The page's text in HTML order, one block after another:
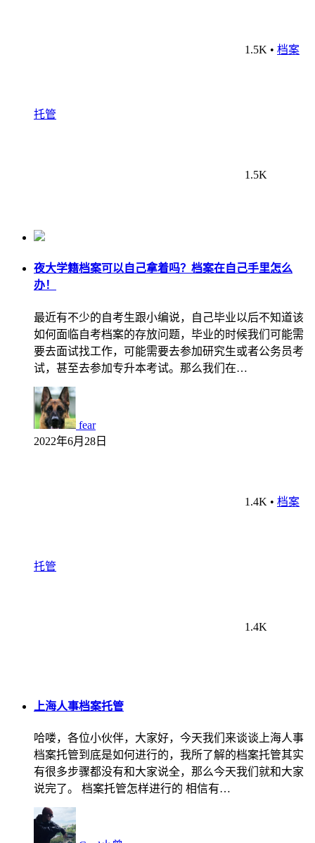
1.5K • 档案
托管
1.5K
夜大学籍档案可以自己拿着吗？档案在自己手里怎么
办！
最近有不少的自考生跟小编说，自己毕业以后不知道该
如何面临自考档案的存放问题，毕业的时候我们可能需
要去面试找工作，可能需要去参加研究生或者公务员考
试，甚至去参加专升本考试。那么我们在…
fear
2022年6月28日
1.4K • 档案
托管
1.4K
上海人事档案托管
哈喽，各位小伙伴，大家好，今天我们来谈谈上海人事
档案托管到底是如何进行的，我所了解的档案托管其实
有很多步骤都没有和大家说全，那么今天我们就和大家
说完了。 档案托管怎样进行的 相信有…